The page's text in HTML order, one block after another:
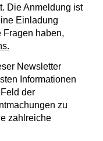
Die Anmeldung ist
Einladung
Fragen haben,
Newsletter
Informationen
der
zu
zahlreiche